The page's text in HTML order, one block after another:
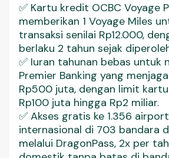
✅ Kartu kredit OCBC Voyage
memberikan 1 Voyage Miles
transaksi senilai Rp12.000,
berlaku 2 tahun sejak
✅ Iuran tahunan bebas untuk
Premier Banking yang
Rp500 juta, dengan limit
Rp100 juta hingga Rp2 miliar.
✅ Akses gratis ke 1.356
internasional di 703 bandara
melalui DragonPass, 2x per